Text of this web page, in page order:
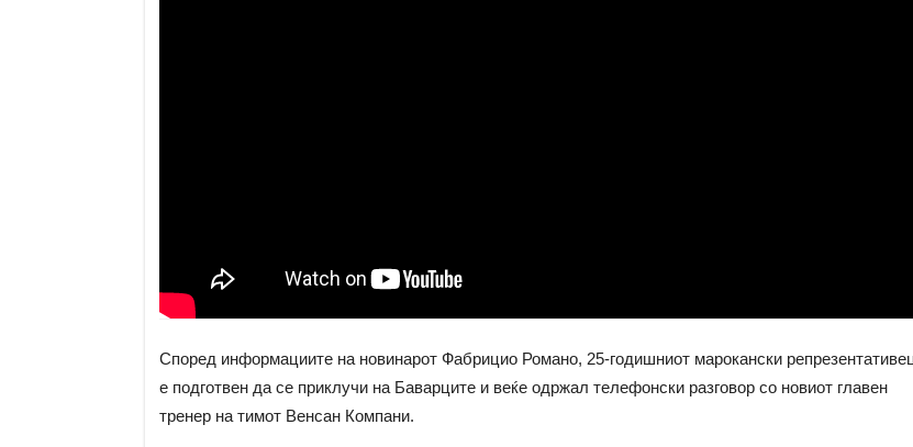
Според информациите на новинарот Фабрицио Романо, 25-годишниот марокански
е подготвен да се приклучи на Баварците и веќе одржал телефонски разговор со новиот главен
тренер на тимот Венсан Компани.